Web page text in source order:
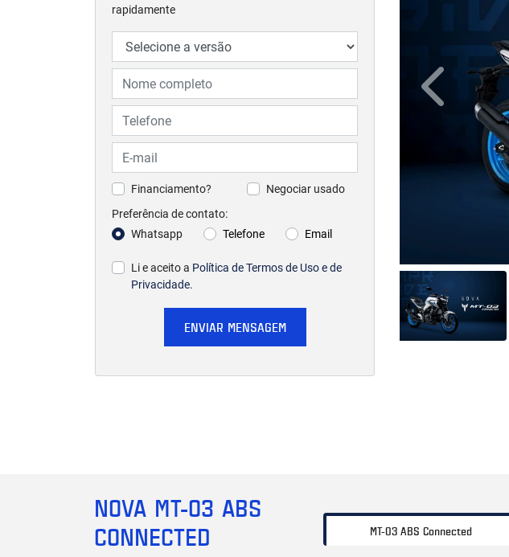
rapidamente
Financiamento?
Negociar usado
Preferência de contato:
Whatsapp
Telefone Email
Li e aceito a Política de Termos de Uso e de
Privacidade.
ENVIAR MENSAGEM
Anterior
NOVA MT-03 ABS
CONNECTED
MT-03 ABS Connected